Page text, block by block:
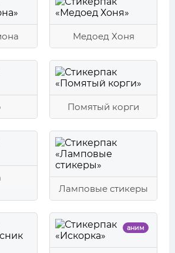
Медоед Хоня
Помятый корги
Ламповые стикеры
аним